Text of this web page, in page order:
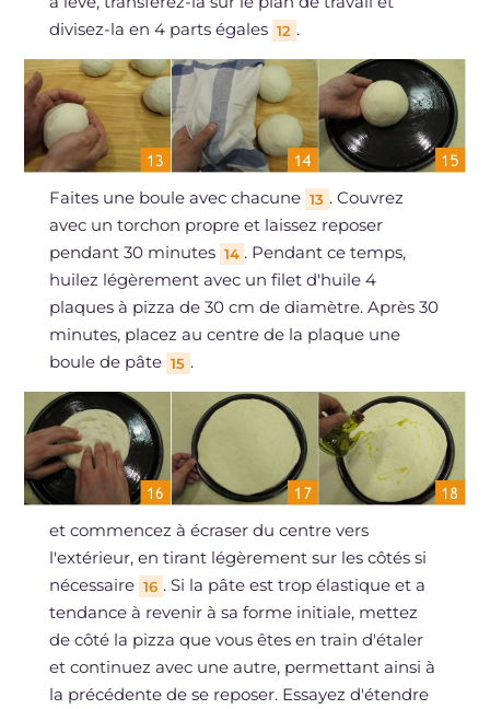
divisez-la en 4 parts égales 12 .
Faites une boule avec chacune 13 . Couvrez
avec un torchon propre et laissez reposer
pendant 30 minutes 14 . Pendant ce temps,
huilez légèrement avec un filet d'huile 4
plaques à pizza de 30 cm de diamètre. Après 30
minutes, placez au centre de la plaque une
boule de pâte 15 .
et commencez à écraser du centre vers
l'extérieur, en tirant légèrement sur les côtés si
nécessaire 16 . Si la pâte est trop élastique et a
tendance à revenir à sa forme initiale, mettez
de côté la pizza que vous êtes en train d'étaler
et continuez avec une autre, permettant ainsi à
la précédente de se reposer. Essayez d'étendre